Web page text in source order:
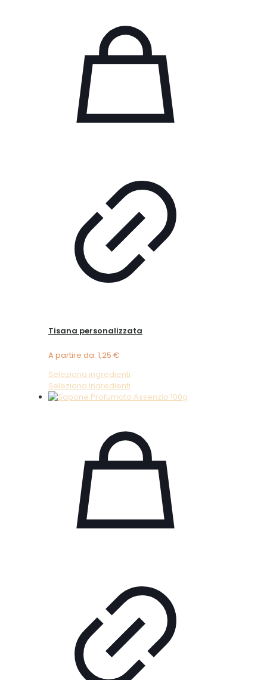
Tisana personalizzata
A partire da: 1,25 €
Seleziona ingredienti
Seleziona ingredienti